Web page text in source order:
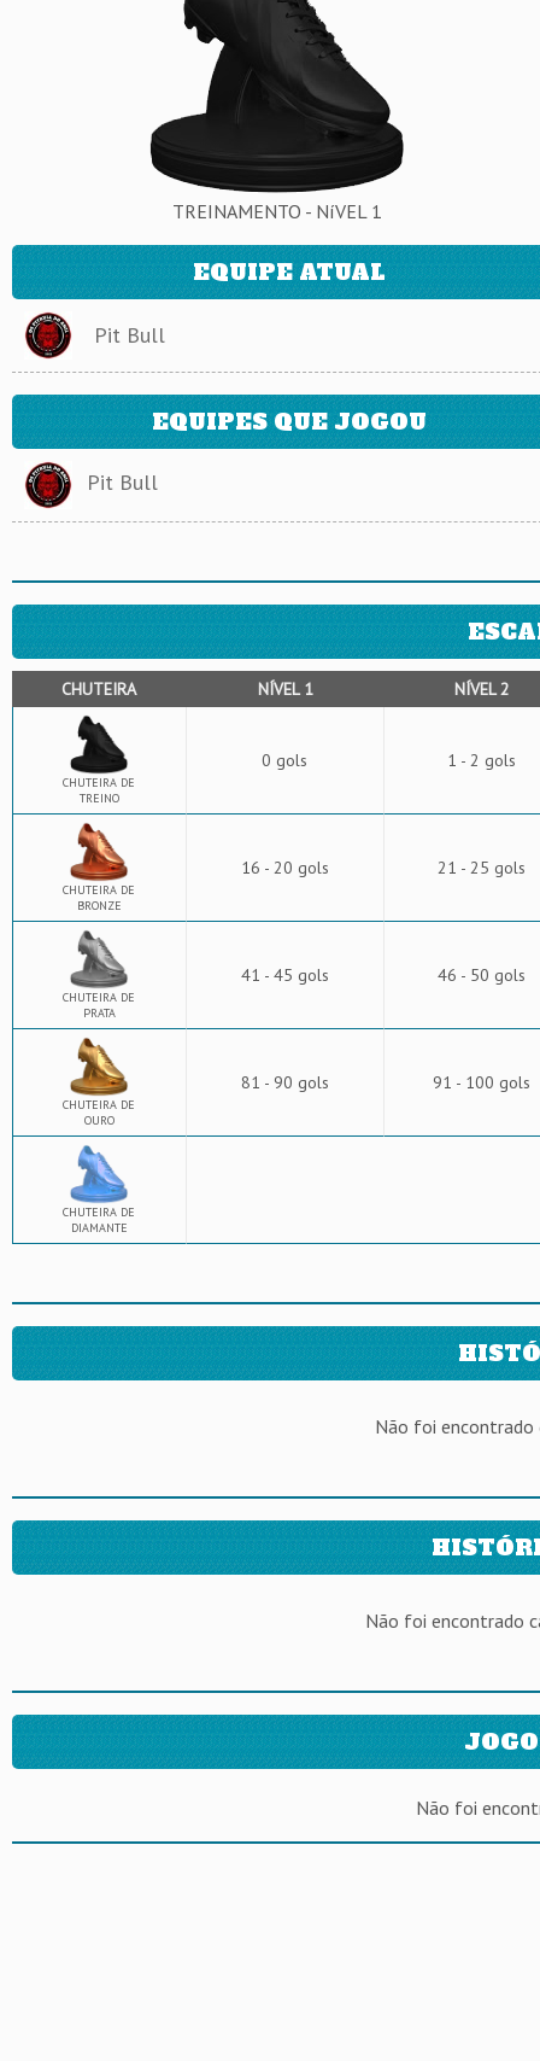
TREINAMENTO - NíVEL 1
EQUIPE ATUAL
Pit Bull
EQUIPES QUE JOGOU
Pit Bull
CHUTEIRA NÍVEL 1 NÍVEL 2
CHUTEIRA DE
TREINO
0 gols 1 - 2 gols
CHUTEIRA DE
BRONZE
16 - 20 gols 21 - 25 gols
CHUTEIRA DE
PRATA
41 - 45 gols 46 - 50 gols
CHUTEIRA DE
OURO
81 - 90 gols 91 - 100 gols
CHUTEIRA DE
DIAMANTE
Não foi encontrado
Não foi encontrado
Não foi